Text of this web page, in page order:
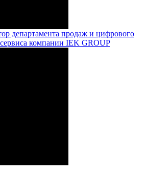
департамента продаж и цифрового
сервиса компании IEK GROUP